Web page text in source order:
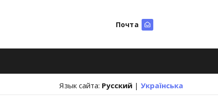
Почта
Язык сайта: Русский | Українська